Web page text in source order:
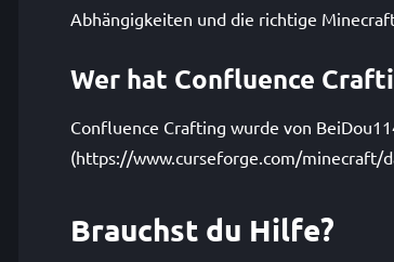
Abhängigkeiten und die richtige
Wer hat Confluence
Confluence Crafting wurde von
(https://www.curseforge.com/minecraft/
Brauchst du Hilfe?